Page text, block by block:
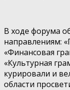
В ходе форума
направлениям:
«Финансовая
«Культурная
курировали и
области